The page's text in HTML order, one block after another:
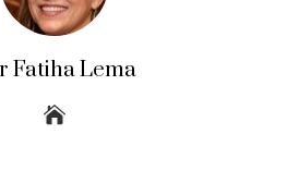
Fatiha Lema